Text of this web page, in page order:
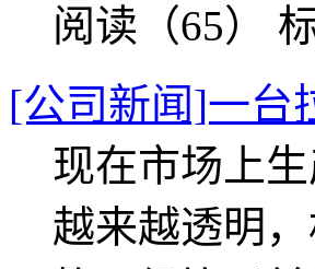
阅读（65）
[公司新闻]一台
现在市场上
越来越透明